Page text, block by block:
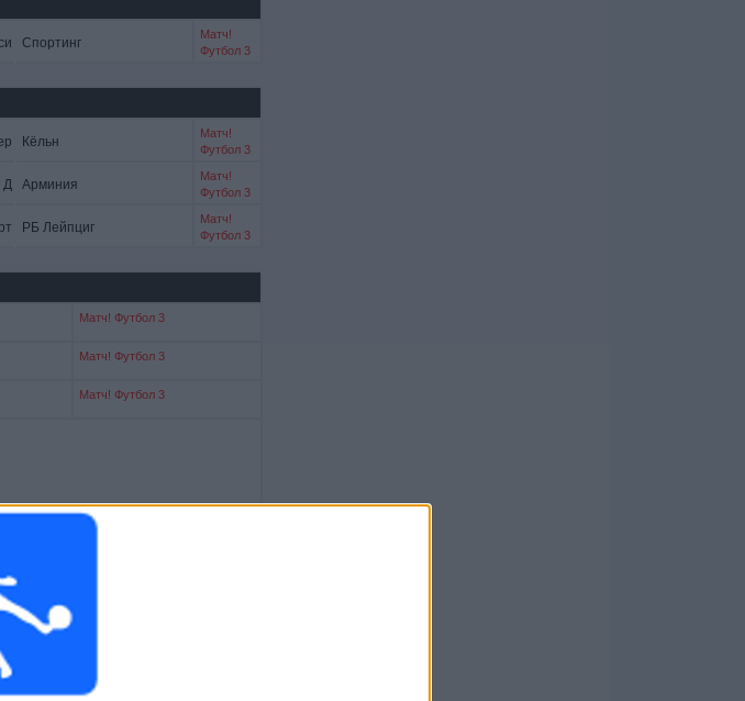
Спортинг
Матч!
Футбол 3
Кёльн
Матч!
Футбол 3
Д Арминия
Матч!
Футбол 3
РБ Лейпциг
Матч!
Футбол 3
Матч! Футбол 3
Матч! Футбол 3
Матч! Футбол 3